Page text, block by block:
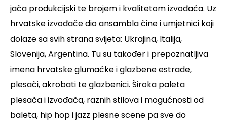
jača produkcijski te brojem i kvalitetom izvođača. Uz
hrvatske izvođače dio ansambla čine i umjetnici koji
dolaze sa svih strana svijeta: Ukrajina, Italija,
Slovenija, Argentina. Tu su također i prepoznatljiva
imena hrvatske glumačke i glazbene estrade,
plesači, akrobati te glazbenici. Široka paleta
plesača i izvođača, raznih stilova i mogućnosti od
baleta, hip hop i jazz plesne scene pa sve do